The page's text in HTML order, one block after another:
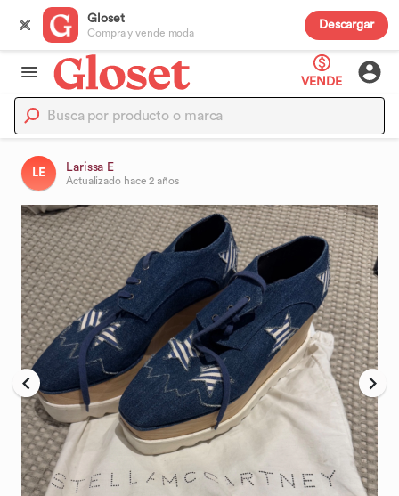
Gloset
Compra y vende moda
Descargar
VENDE
LE Larissa E
Actualizado hace 2 años